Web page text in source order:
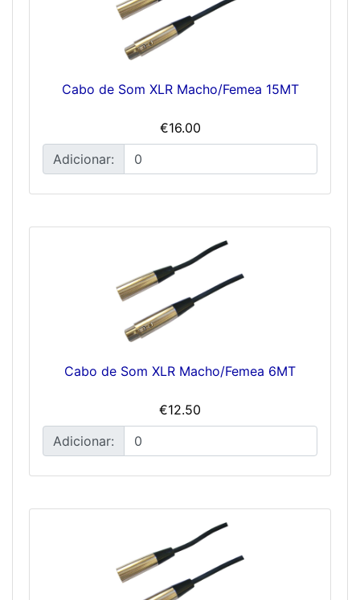
Cabo de Som XLR Macho/Femea 15MT
€16.00
Adicionar:
Cabo de Som XLR Macho/Femea 6MT
€12.50
Adicionar: